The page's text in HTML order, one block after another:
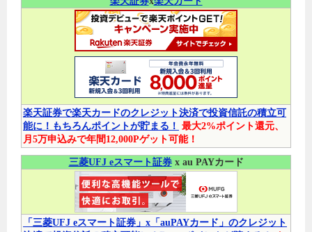
楽天証券で楽天カードのクレジット決済で投資信託の積立可
能に！もちろんポイントが貯まる！ 最大2%ポイント還元、
月5万申込みで年間12,000Pゲット可能！
三菱UFJ eスマート証券x au PAYカード
「三菱UFJ eスマート証券」x「auPAYカード」のクレジット